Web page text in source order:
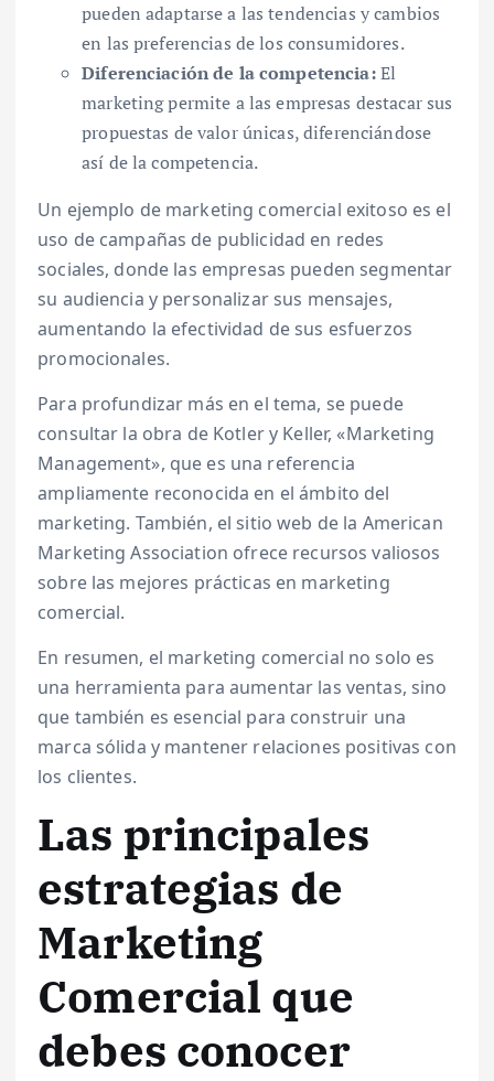
pueden adaptarse a las tendencias y cambios
en las preferencias de los consumidores.
Diferenciación de la competencia:El
marketing permite a las empresas destacar sus
propuestas de valor únicas, diferenciándose
así de la competencia.
Un ejemplo de marketing comercial exitoso es el
uso de campañas de publicidad en redes
sociales, donde las empresas pueden segmentar
su audiencia y personalizar sus mensajes,
aumentando la efectividad de sus esfuerzos
promocionales.
Para profundizar más en el tema, se puede
consultar la obra de Kotler y Keller, «Marketing
Management», que es una referencia
ampliamente reconocida en el ámbito del
marketing. También, el sitio web de la American
Marketing Association ofrece recursos valiosos
sobre las mejores prácticas en marketing
comercial.
En resumen, el marketing comercial no solo es
una herramienta para aumentar las ventas, sino
que también es esencial para construir una
marca sólida y mantener relaciones positivas con
los clientes.
Las principales
estrategias de
Marketing
Comercial que
debes conocer